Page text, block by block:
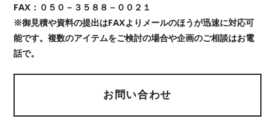
FAX：０５０－３５８８－００２１
※御見積や資料の提出はFAXよりメールのほうが迅速に対応可
能です。複数のアイテムをご検討の場合や企画のご相談はお電
話で。
お問い合わせ